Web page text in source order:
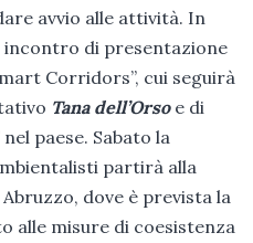
avvio alle attività. In
incontro di presentazione
Corridors”, cui seguirà
Tana dell’Orsoe di
paese. Sabato la
partirà alla
dove è prevista la
alle misure di coesistenza